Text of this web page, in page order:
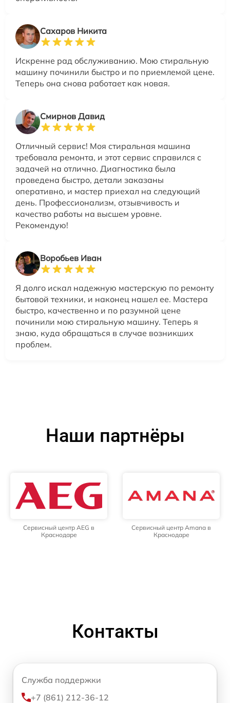
Сахаров Никита
Искренне рад обслуживанию. Мою стиральную
машину починили быстро и по приемлемой цене.
Теперь она снова работает как новая.
Смирнов Давид
Отличный сервис! Моя стиральная машина
требовала ремонта, и этот сервис справился с
задачей на отлично. Диагностика была
проведена быстро, детали заказаны
оперативно, и мастер приехал на следующий
день. Профессионализм, отзывчивость и
качество работы на высшем уровне.
Рекомендую!
Воробьев Иван
Я долго искал надежную мастерскую по ремонту
бытовой техники, и наконец нашел ее. Мастера
быстро, качественно и по разумной цене
починили мою стиральную машину. Теперь я
знаю, куда обращаться в случае возникших
проблем.
Наши партнёры
Сервисный центр AEG в
Краснодаре
Сервисный центр Amana в
Краснодаре
Контакты
Служба поддержки
+7 (861) 212-36-12